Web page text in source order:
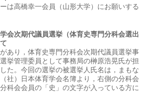
は高橋幸一会員（山形大学）にお願いする
会次期代議員選挙（体育史専門分科会選出
あり，体育史専門分科会次期代議員選挙事
挙管理委員として事務局の榊原浩晃氏が担
た。今回の選挙の被選挙人氏名は，まもな
社）日本体育学会名簿より，右側の分科会
科会会員の「史」の文字が入っている方に